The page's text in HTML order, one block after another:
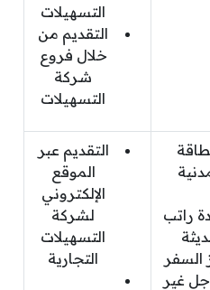
التسهيلات
التقديم من
خلال فروع
شركة
التسهيلات
راتب
السفر
غير
التقديم عبر
الموقع
الإلكتروني
لشركة
التسهيلات
التجارية